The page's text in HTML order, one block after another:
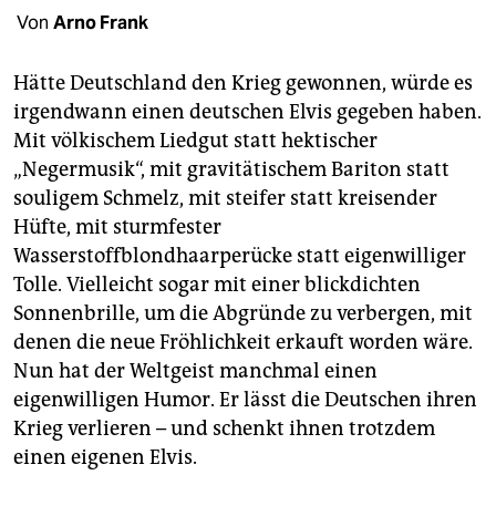
fragen & hilfe
abo
genossenschaft
epaper login
Von Arno Frank
Hätte Deutschland den Krieg gewonnen, würde es
irgendwann einen deutschen Elvis gegeben haben.
Mit völkischem Liedgut statt hektischer
„Negermusik“, mit gravitätischem Bariton statt
souligem Schmelz, mit steifer statt kreisender
Hüfte, mit sturmfester
Wasserstoffblondhaarperücke statt eigenwilliger
Tolle. Vielleicht sogar mit einer blickdichten
Sonnenbrille, um die Abgründe zu verbergen, mit
denen die neue Fröhlichkeit erkauft worden wäre.
Nun hat der Weltgeist manchmal einen
eigenwilligen Humor. Er lässt die Deutschen ihren
Krieg verlieren – und schenkt ihnen trotzdem
einen eigenen Elvis.